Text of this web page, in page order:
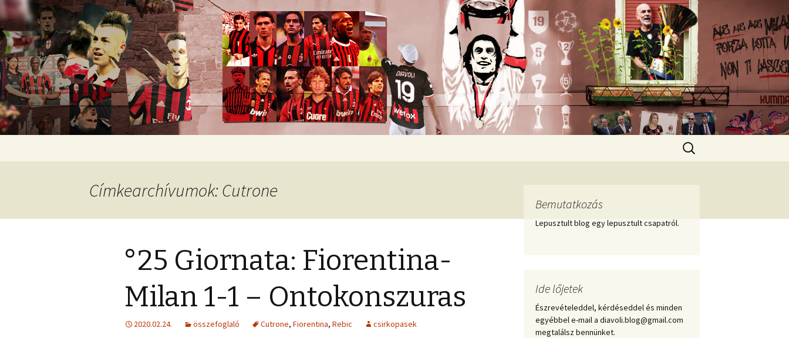
diavoli
Romokban heverő blog egy romokban heverő csapatról.
Keresés:
Címkearchívumok: Cutrone
°25 Giornata: Fiorentina-
Milan 1-1 – Ontokonszuras
2020.02.24. összefoglaló Cutrone, Fiorentina, Rebic csirkopasek
Bemutatkozás
Lepusztult blog egy lepusztult csapatról.
Ide lőjetek
Észrevételeddel, kérdéseddel és minden
egyébbel e-mail a diavoli.blog@gmail.com
megtalálsz bennünket.